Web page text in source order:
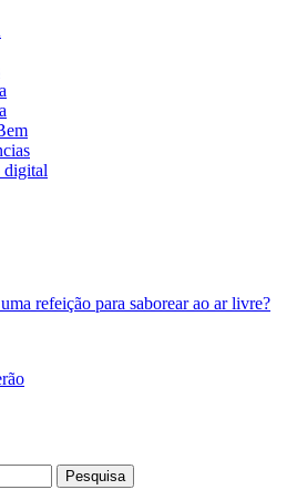
digital
refeição para saborear ao ar livre?